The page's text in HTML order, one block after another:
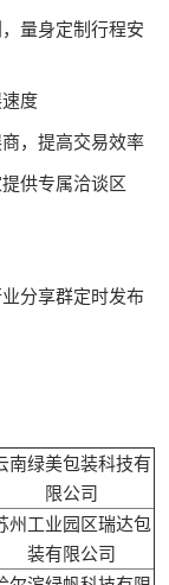
量身定制行程安
度
，提高交易效率
供专属洽谈区
分享群定时发布
南绿美包装科技有
限公司
州工业园区瑞达包
装有限公司